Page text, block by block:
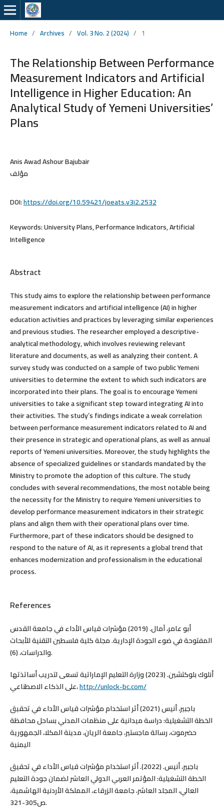
Home / Archives / Vol. 3 No. 2 (2024) / 1
The Relationship Between Performance
Measurement Indicators and Artificial
Intelligence in Higher Education: An
Analytical Study of Yemeni Universities’
Plans
Anis Awad Ashour Bajubair
مؤلف
DOI:https://doi.org/10.59421/joeats.v3i2.2532
Keywords:University Plans, Performance Indicators, Artificial
Intelligence
Abstract
This study aims to explore the relationship between performance
measurement indicators and artificial intelligence (AI) in higher
education activities and practices by leveraging similar experiences
and previous studies. The researcher employed a descriptive-
analytical methodology, which involves reviewing relevant
literature and documents, as well as analyzing their content. A
survey study was conducted on a sample of two public Yemeni
universities to determine the extent to which such indicators are
incorporated into their plans. The goal is to encourage Yemeni
universities to take a significant step toward integrating AI into
their activities. The study’s findings indicate a weak correlation
between performance measurement indicators related to AI and
their presence in strategic and operational plans, as well as annual
reports of Yemeni universities. Moreover, the study highlights the
absence of specialized guidelines or standards mandated by the
Ministry to promote the adoption of this culture. The study
concludes with several recommendations, the most notable being
the necessity for the Ministry to require Yemeni universities to
develop performance measurement indicators in their strategic
plans and align them with their operational plans over time.
Furthermore, part of these indicators should be designed to
respond to the nature of AI, as it represents a global trend that
enhances modernization and professionalism in the educational
process.
References
أبو عامر، آمال. (2019) مؤشرات قياس الأداء في جامعة القدس
المفتوحة في ضوء الجودة الإدارية. مجلة كلية فلسطين التقنية للأبحاث
والدراسات، (6).
أنلوك بلوكتشين. (2023) وزارة التعليم الإماراتية تسعى لتدريب أساتذتها
على الذكاء الاصطناعي،http://unlock-bc.com/
باجبير، أنيس (2021) أثر استخدام مؤشرات قياس الأداء في تحقيق
الخطة التشغيلية: دراسة ميدانية على منظمات المدني بساحل محافظة
حضرموت، رسالة ماجستير، جامعة الريان، مدينة المكلا، الجمهورية
اليمنية
باجبير، أنيس. (2022). أثر استخدام مؤشرات قياس الأداء في تحقيق
الخطة التشغيلية: المؤتمر العربي الدولي العاشر لضمان جودة التعليم
العالي، المجلد العاشر، جامعة الزرقاء، المملكة الأردنية الهاشمية،
ص305-321.